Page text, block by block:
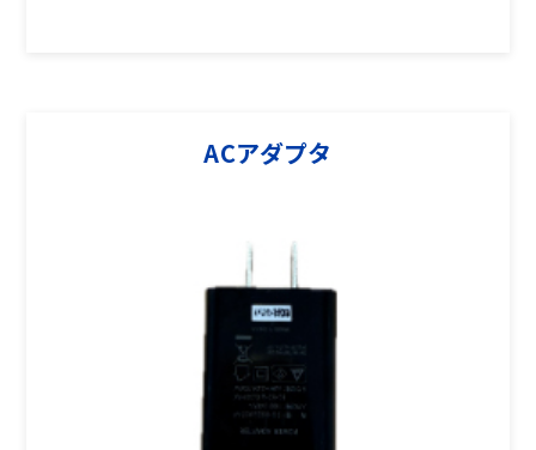
ACアダプタ